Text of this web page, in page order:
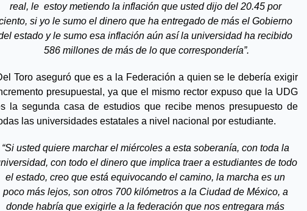
real, le  estoy metiendo la inflación que usted dijo del 20.45 por
si yo le sumo el dinero que ha entregado de más el Gobierno
estado y le sumo esa inflación aún así la universidad ha recibido
586 millones de más de lo que correspondería”.
Toro aseguró que es a la Federación a quien se le debería exigir
presupuestal, ya que el mismo rector expuso que la UDG
la segunda casa de estudios que recibe menos presupuesto de
las universidades estatales a nivel nacional por estudiante.
“Si usted quiere marchar el miércoles a esta soberanía, con toda la
con todo el dinero que implica traer a estudiantes de todo
el estado, creo que está equivocando el camino, la marcha es un
poco más lejos, son otros 700 kilómetros a la Ciudad de México, a
donde habría que exigirle a la federación que nos entregara más